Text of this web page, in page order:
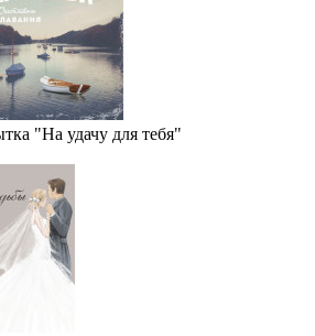
"На удачу для тебя"